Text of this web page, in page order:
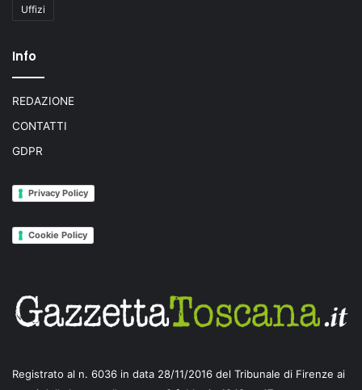
Uffizi
Info
REDAZIONE
CONTATTI
GDPR
Privacy Policy
Cookie Policy
Registrato al n. 6036 in data 28/11/2016 del Tribunale di Firenze ai